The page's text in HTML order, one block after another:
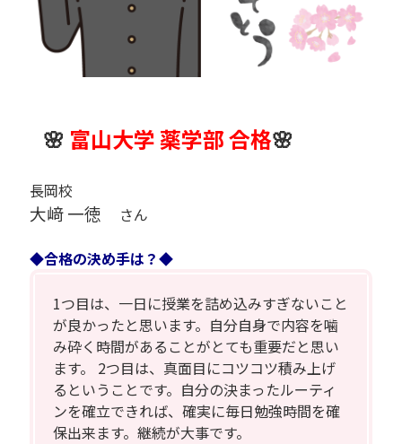
🌸 富山大学 薬学部 合格🌸
長岡校
大﨑 一徳 さん
◆合格の決め手は？◆
1つ目は、一日に授業を詰め込みすぎないこと
が良かったと思います。自分自身で内容を噛
み砕く時間があることがとても重要だと思い
ます。 2つ目は、真面目にコツコツ積み上げ
るということです。自分の決まったルーティ
ンを確立できれば、確実に毎日勉強時間を確
保出来ます。継続が大事です。